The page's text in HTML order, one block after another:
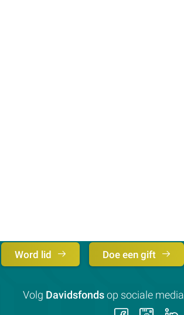
Word lid Doe een gift
Volg Davidsfonds op sociale media